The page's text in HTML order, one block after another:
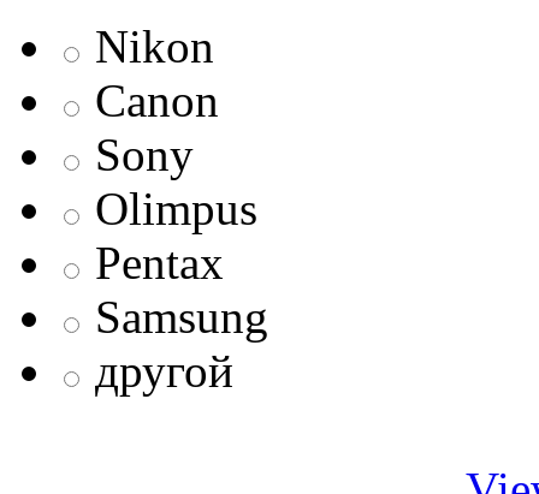
Nikon
Canon
Sony
Olimpus
Pentax
Samsung
другой